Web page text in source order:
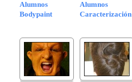
Alumnos
Bodypaint
Alumnos
Caracterización